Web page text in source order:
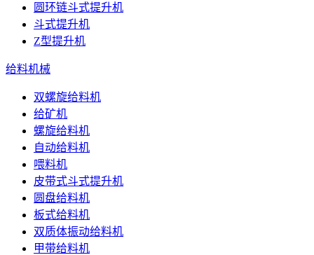
圆环链斗式提升机
斗式提升机
Z型提升机
给料机械
双螺旋给料机
给矿机
螺旋给料机
自动给料机
喂料机
皮带式斗式提升机
圆盘给料机
板式给料机
双质体振动给料机
甲带给料机